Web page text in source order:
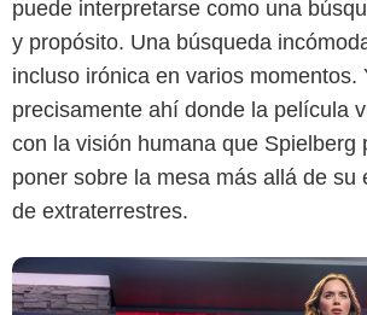
puede interpretarse como una
y propósito. Una búsqueda
incluso irónica en varios momentos.
precisamente ahí donde la película
con la visión humana que Spielberg
poner sobre la mesa más allá de su
de extraterrestres.